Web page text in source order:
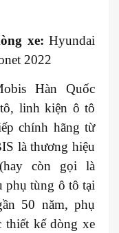
xe: Hyundai
2022
Hàn Quốc
linh kiện ô tô
chính hãng từ
là thương hiệu
còn gọi là
phụ tùng ô tô tại
50 năm, phụ
thiết kế dòng xe